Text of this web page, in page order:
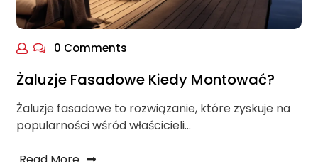
0 Comments
Żaluzje Fasadowe Kiedy Montować?
Żaluzje fasadowe to rozwiązanie, które zyskuje na
popularności wśród właścicieli…